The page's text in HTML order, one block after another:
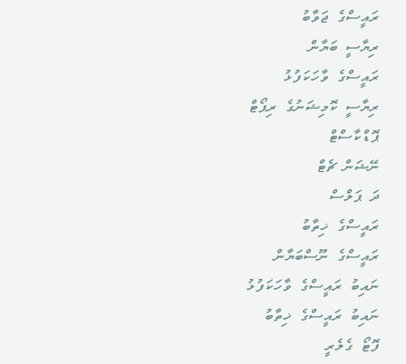
ރައީސްގެ ޖަވާބު
ރިޔާސީ ބަޔާން
ރައީސްގެ ވާހަކަފުޅު
ރިޔާސީ ކޮމިޝަނުގެ ރިޕޯޓް
ޕޮޑްކާސްޓް
ނޭޝަން ޗެޓް
ދަ ޕަލްސް
ރައީސްގެ ޚިތާބު
ރައީސްގެ ނޫސްބަޔާން
ނައިބު ރައީސްގެ ވާހަކަފުޅު
ނައިބު ރައީސްގެ ޚިތާބު
ފޮޓޯ ގެލެރީ